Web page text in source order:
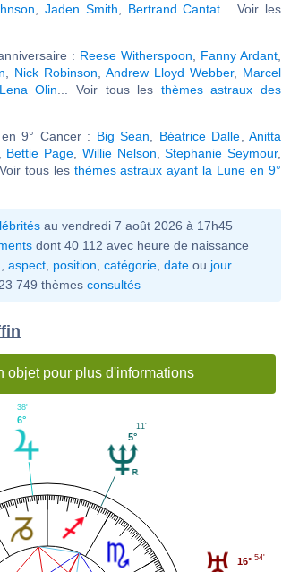
,Jaden Smith Bertrand Cantat ... Voir les
: Reese Witherspoon Fanny Ardant
Nick Robinson Andrew Lloyd Webber, Marcel
Lena Olin ... Voir tous les thèmes astraux des
9° Cancer : Big Sean Béatrice Dalle ,Anitta
Bettie Page Willie Nelson ,Stephanie Seymour,
tous les thèmes astraux ayant la Lune en 9°
au vendredi 7 août 2026 à 17h45
dont 40 112 avec heure de naissance
aspect position catégorie date ou jour
749 thèmes consultés
objet pour plus d'informations
16° 54'
5°
11'
6°
38'